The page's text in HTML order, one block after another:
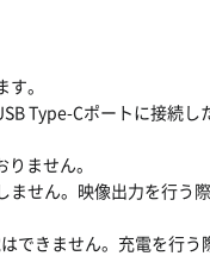
。
Type-Cポートに接続し
ません。
せん。映像出力を行
できません。充電を行